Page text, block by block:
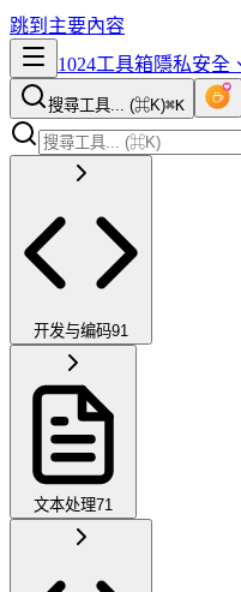
跳到主要內容
1024工具箱隱私安全
搜尋工具... (⌘K)⌘K
开发与编码91
文本处理71